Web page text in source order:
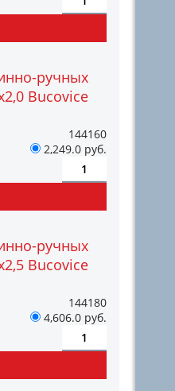
ручных
Bucovice
144160
2,249.0 руб.
ручных
Bucovice
144180
4,606.0 руб.